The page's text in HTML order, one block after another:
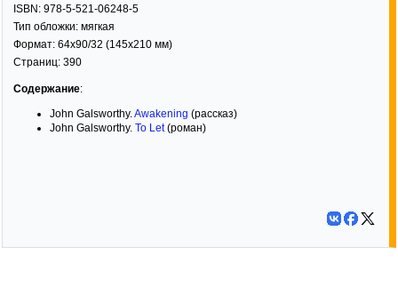
ISBN: 978-5-521-06248-5
Тип обложки: мягкая
Формат: 64x90/32 (145x210 мм)
Страниц: 390
Содержание:
John Galsworthy.Awakening (рассказ)
John Galsworthy. To Let(роман)